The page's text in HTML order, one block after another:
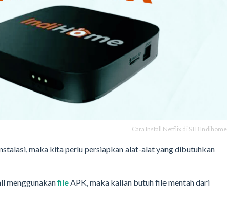
Cara Install Netflix di STB Indihome
maka kita perlu persiapkan alat-alat yang dibutuhkan
menggunakanfileAPK, maka kalian butuh file mentah dari